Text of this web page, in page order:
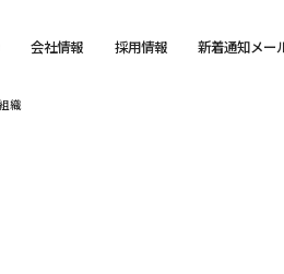
会社情報 採用情報 新着通知メー
織